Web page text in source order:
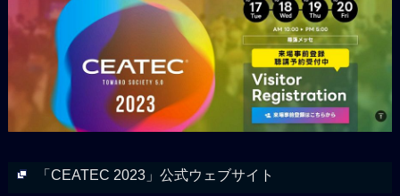
「CEATEC 2023」公式ウェブサイト